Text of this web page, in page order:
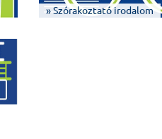
» Szórakoztató irodalom